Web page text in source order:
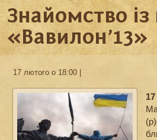
Знайомство
«Вавилон’13»
17 лютого о 18:00 |